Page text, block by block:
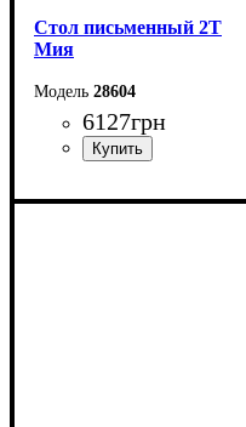
Стол письменный 2Т
Мия
28604
6127грн
Ширина: 160 см